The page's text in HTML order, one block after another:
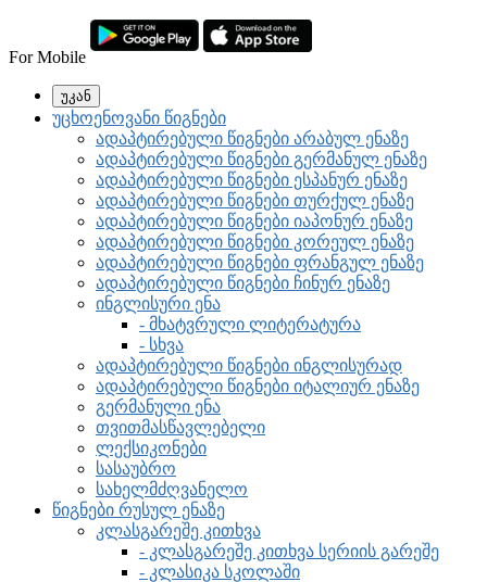
For Mobile
უკან
უცხოენოვანი წიგნები
ადაპტირებული წიგნები არაბულ ენაზე
ადაპტირებული წიგნები გერმანულ ენაზე
ადაპტირებული წიგნები ესპანურ ენაზე
ადაპტირებული წიგნები თურქულ ენაზე
ადაპტირებული წიგნები იაპონურ ენაზე
ადაპტირებული წიგნები კორეულ ენაზე
ადაპტირებული წიგნები ფრანგულ ენაზე
ადაპტირებული წიგნები ჩინურ ენაზე
ინგლისური ენა
- მხატვრული ლიტერატურა
- სხვა
ადაპტირებული წიგნები ინგლისურად
ადაპტირებული წიგნები იტალიურ ენაზე
გერმანული ენა
თვითმასწავლებელი
ლექსიკონები
სასაუბრო
სახელმძღვანელო
წიგნები რუსულ ენაზე
კლასგარეშე კითხვა
- კლასგარეშე კითხვა სერიის გარეშე
- კლასიკა სკოლაში